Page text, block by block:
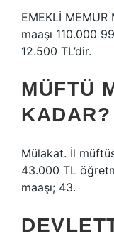
EMEKLİ
maaşı 110.000
12.500 TL’dir.
MÜFTÜ
KADAR?
Mülakat. İl
43.000 TL
maaşı; 43.